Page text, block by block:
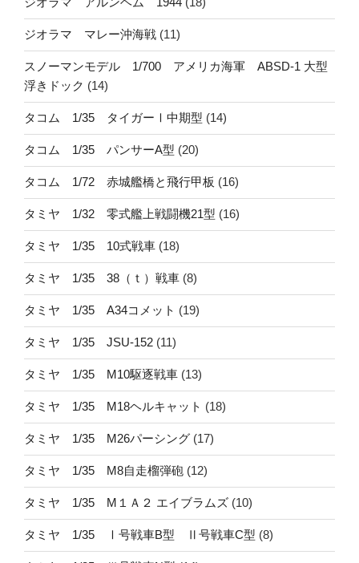
ジオラマ マレー沖海戦 (11)
スノーマンモデル 1/700 アメリカ海軍 ABSD-1 大型
浮きドック (14)
タコム 1/35 タイガーⅠ中期型 (14)
タコム 1/35 パンサーA型 (20)
タコム 1/72 赤城艦橋と飛行甲板 (16)
タミヤ 1/32 零式艦上戦闘機21型 (16)
タミヤ 1/35 10式戦車 (18)
タミヤ 1/35 38（ｔ）戦車 (8)
タミヤ 1/35 A34コメット (19)
タミヤ 1/35 JSU-152 (11)
タミヤ 1/35 M10駆逐戦車 (13)
タミヤ 1/35 M18ヘルキャット (18)
タミヤ 1/35 M26パーシング (17)
タミヤ 1/35 M8自走榴弾砲 (12)
タミヤ 1/35 M１Ａ２ エイブラムズ (10)
タミヤ 1/35 Ⅰ号戦車B型 Ⅱ号戦車C型 (8)